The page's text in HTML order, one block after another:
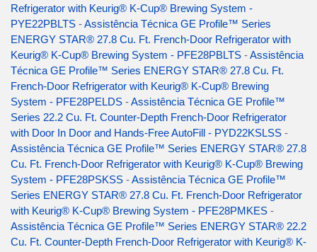
Refrigerator with Keurig® K-Cup® Brewing System -
PYE22PBLTS -Assistência Técnica GE Profile™ Series
ENERGY STAR® 27.8 Cu. Ft. French-Door Refrigerator with
Keurig® K-Cup® Brewing System - PFE28PBLTS -Assistência
Técnica GE Profile™ Series ENERGY STAR® 27.8 Cu. Ft.
French-Door Refrigerator with Keurig® K-Cup® Brewing
System - PFE28PELDS -Assistência Técnica GE Profile™
Series 22.2 Cu. Ft. Counter-Depth French-Door Refrigerator
with Door In Door and Hands-Free AutoFill - PYD22KSLSS -
Assistência Técnica GE Profile™ Series ENERGY STAR® 27.8
Cu. Ft. French-Door Refrigerator with Keurig® K-Cup® Brewing
System - PFE28PSKSS -Assistência Técnica GE Profile™
Series ENERGY STAR® 27.8 Cu. Ft. French-Door Refrigerator
with Keurig® K-Cup® Brewing System - PFE28PMKES -
Assistência Técnica GE Profile™ Series ENERGY STAR® 22.2
Cu. Ft. Counter-Depth French-Door Refrigerator with Keurig® K-